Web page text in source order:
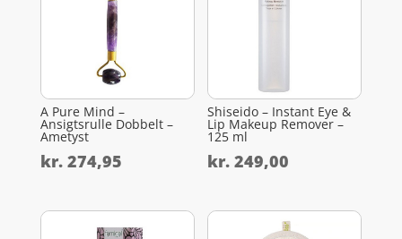
A Pure Mind –
Ansigtsrulle Dobbelt –
Ametyst
kr.274,95
Shiseido – Instant Eye &
Lip Makeup Remover –
125 ml
kr. 249,00